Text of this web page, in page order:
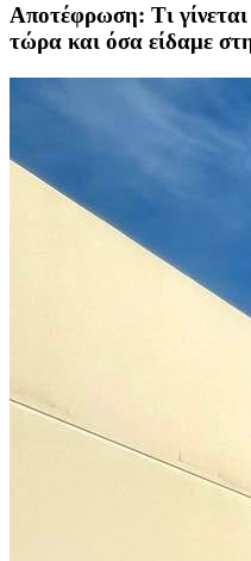
Αποτέφρωση: Τι
τώρα και όσα είδαμε